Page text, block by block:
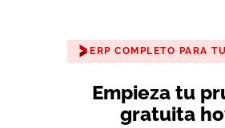
ERP COMPLETO PARA
Empieza tu
gratuita